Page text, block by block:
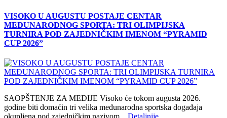
VISOKO U AUGUSTU POSTAJE CENTAR
MEĐUNARODNOG SPORTA: TRI OLIMPIJSKA
TURNIRA POD ZAJEDNIČKIM IMENOM “PYRAMID
CUP 2026”
SAOPŠTENJE ZA MEDIJE Visoko će tokom augusta 2026.
godine biti domaćin tri velika međunarodna sportska događaja